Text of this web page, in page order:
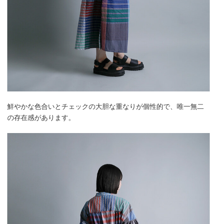
鮮やかな色合いとチェックの大胆な重なりが個性的で、唯一無二
の存在感があります。